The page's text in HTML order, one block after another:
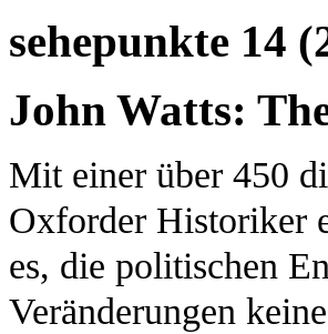
sehepunkte 14
John Watts:
Mit einer über 450
Oxforder Historiker
es, die politischen
Veränderungen